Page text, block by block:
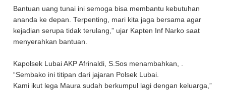
Bantuan uang tunai ini semoga bisa membantu kebutuhan
ananda ke depan. Terpenting, mari kita jaga bersama agar
kejadian serupa tidak terulang,” ujar Kapten Inf Narko saat
menyerahkan bantuan.
Kapolsek Lubai AKP Afrinaldi, S.Sos menambahkan, .
“Sembako ini titipan dari jajaran Polsek Lubai.
Kami ikut lega Maura sudah berkumpul lagi dengan keluarga,”